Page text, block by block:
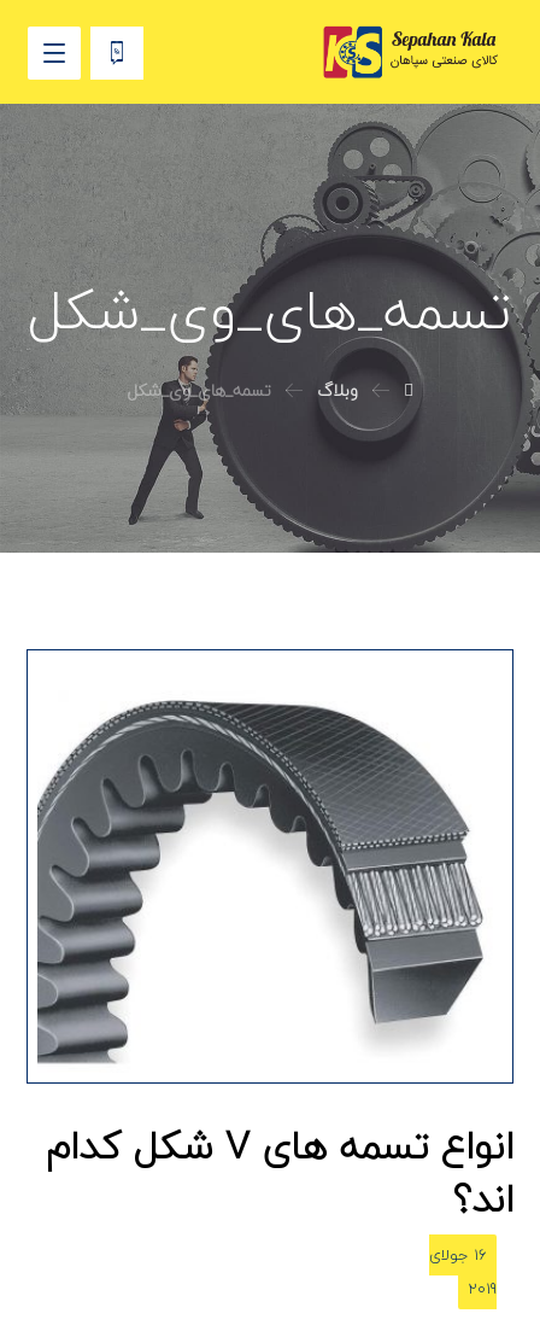
تسمه_های_وی_شکل
وبلاگ تسمه_های_وی_شکل
انواع تسمه های V شکل کدام
اند؟
16 جولای
2019